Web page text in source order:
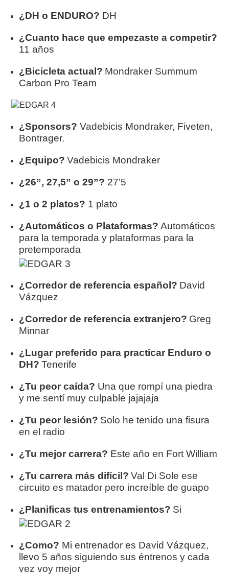
¿DH o ENDURO? DH
¿Cuanto hace que empezaste a competir?
11 años
¿Bicicleta actual? Mondraker Summum
Carbon Pro Team
¿Sponsors?Vadebicis Mondraker, Fiveten,
Bontrager.
¿Equipo? Vadebicis Mondraker
¿26”, 27,5” o 29”? 27’5
¿1 o 2 platos? 1 plato
¿Automáticos o Plataformas? Automáticos
para la temporada y plataformas para la
pretemporada
¿Corredor de referencia español? David
Vázquez
¿Corredor de referencia extranjero? Greg
Minnar
¿Lugar preferido para practicar Enduro o
DH? Tenerife
¿Tu peor caída? Una que rompí una piedra
y me sentí muy culpable jajajaja
¿Tu peor lesión? Solo he tenido una fisura
en el radio
¿Tu mejor carrera? Este año en Fort William
¿Tu carrera más difícil? Val Di Sole ese
circuito es matador pero increíble de guapo
¿Planificas tus entrenamientos? Si
¿Como? Mi entrenador es David Vázquez,
llevo 5 años siguiendo sus éntrenos y cada
vez voy mejor